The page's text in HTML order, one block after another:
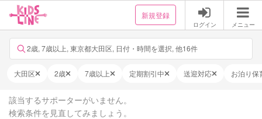
新規登録
ログイン メニュー
2歳, 7歳以上, 東京都大田区, 日付・時間を選択, 他16件
大田区 2歳 7歳以上 定期割引中 送迎対応 お泊り保
該当するサポーターがいません。
検索条件を見直してみましょう。